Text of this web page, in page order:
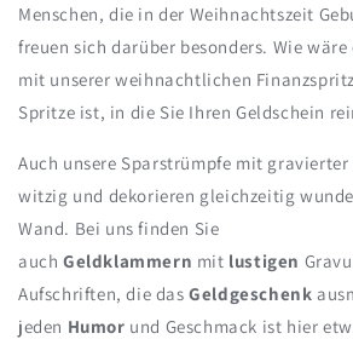
Menschen, die in der Weihnachtszeit
freuen sich darüber besonders. Wie
mit unserer weihnachtlichen
Spritze ist, in die Sie Ihren Geldschein
Auch unsere Sparstrümpfe mit gravierter
witzig und dekorieren gleichzeitig
Wand. Bei uns finden Sie
auch Geldklammern mit lustigen
Aufschriften, die das Geldgeschenk
jeden Humor und Geschmack ist hier